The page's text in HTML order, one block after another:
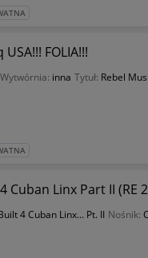
FOLIA!!!
Wytwórnia: inna Tytuł: Rebel
Cuban Linx Part II (RE
4 Cuban Linx... Pt. II Nośnik: